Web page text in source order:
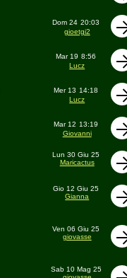
Dom 24 20:03
gioetgi2
Mar 19 8:56
Lucz
Mer 13 14:18
Lucz
Mar 12 13:19
Giovanni
Lun 30 Giu 25
Maricactus
Gio 12 Giu 25
Gianna
Ven 06 Giu 25
giovasse
Sab 10 Mag 25